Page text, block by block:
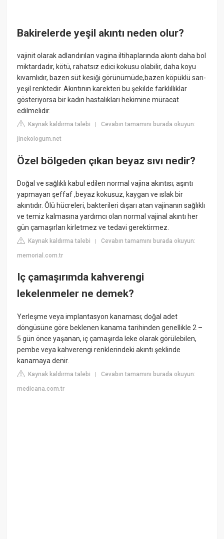
Bakirelerde yeşil akıntı neden olur?
vajinit olarak adlandırılan vagina iltihaplarında akıntı daha bol
miktardadır, kötü, rahatsız edici kokusu olabilir, daha koyu
kıvamlıdır, bazen süt kesiği görünümüde,bazen köpüklü sarı-
yeşil renktedir. Akıntının karekteri bu şekilde farklıllıklar
gösteriyorsa bir kadın hastalıkları hekimine müracat
edilmelidir.
Kaynak kaldırma talebi |Cevabın tamamını burada okuyun:
jinekologum.net
Özel bölgeden çıkan beyaz sıvı nedir?
Doğal ve sağlıklı kabul edilen normal vajina akıntısı; aşıntı
yapmayan şeffaf ,beyaz kokusuz, kaygan ve ıslak bir
akıntıdır. Ölü hücreleri, bakterileri dışarı atan vajinanın sağlıklı
ve temiz kalmasına yardımcı olan normal vajinal akıntı her
gün çamaşırları kirletmez ve tedavi gerektirmez.
Kaynak kaldırma talebi |Cevabın tamamını burada okuyun:
memorial.com.tr
Iç çamaşırımda kahverengi
lekelenmeler ne demek?
Yerleşme veya implantasyon kanaması; doğal adet
döngüsüne göre beklenen kanama tarihinden genellikle 2 –
5 gün önce yaşanan, iç çamaşırda leke olarak görülebilen,
pembe veya kahverengi renklerindeki akıntı şeklinde
kanamaya denir.
Kaynak kaldırma talebi |Cevabın tamamını burada okuyun:
medicana.com.tr